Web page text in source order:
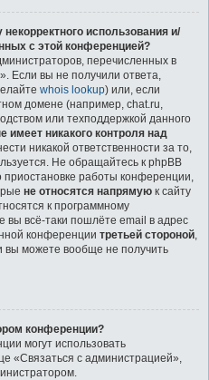
использования и/
с этой конференцией?
перечисленных в
Если вы не получили ответа,
whois lookup) или, если
домене (например, chat.ru,
или техподдержкой данного
имеет никакого контроля над
никакой ответственности за то,
Не обращайтесь к phpBB
работы конференции,
не относятся напрямую к сайту
к программному
вы всё-таки пошлёте email в адрес
конференции третьей стороной,
вы можете вообще не получить
конференции?
могут использовать
«Связаться с администрацией»,